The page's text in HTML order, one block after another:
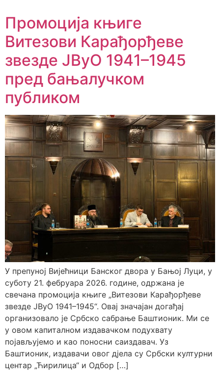
Промоција књиге
Витезови Карађорђеве
звезде ЈВуО 1941–1945
пред бањалучком
публиком
У препуној Вијећници Банског двора у Бањој Луци, у
суботу 21. фебруара 2026. године, одржана је
свечана промоција књиге „Витезови Карађорђеве
звезде ЈВуО 1941–1945“. Овај значајан догађај
организовало је Србско сабрање Баштионик. Ми се
у овом капиталном издавачком подухвату
појављујемо и као поносни саиздавач. Уз
Баштионик, издавачи овог дјела су Србски културни
центар „Ћирилица“ и Одбор […]